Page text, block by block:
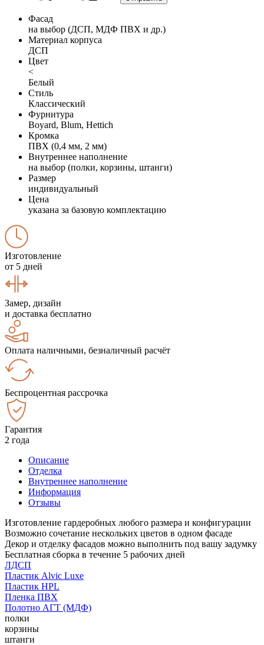
Фасад
на выбор (ДСП, МДФ ПВХ и др.)
Материал корпуса
ДСП
Цвет
<
Белый
Стиль
Классический
Фурнитура
Boyard, Blum, Hettich
Кромка
ПВХ (0,4 мм, 2 мм)
Внутреннее наполнение
на выбор (полки, корзины, штанги)
Размер
индивидуальный
Цена
указана за базовую комплектацию
Изготовление
от 5 дней
Замер, дизайн
и доставка бесплатно
Оплата наличными, безналичный расчёт
Беспроцентная рассрочка
Гарантия
2 года
Описание
Отделка
Внутреннее наполнение
Информация
Отзывы
Изготовление гардеробных любого размера и конфигурации
Возможно сочетание нескольких цветов в одном фасаде
Декор и отделку фасадов можно выполнить под вашу задумку
Бесплатная сборка в течение 5 рабочих дней
ЛДСП
Пластик Alvic Luxe
Пластик HPL
Пленка ПВХ
Полотно АГТ (МДФ)
полки
корзины
штанги